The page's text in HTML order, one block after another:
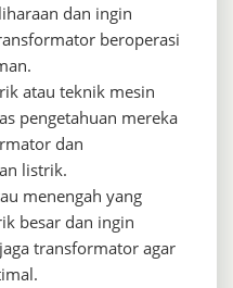
dan ingin
beroperasi
atau teknik mesin
pengetahuan mereka
dan
listrik.
menengah yang
besar dan ingin
transformator agar